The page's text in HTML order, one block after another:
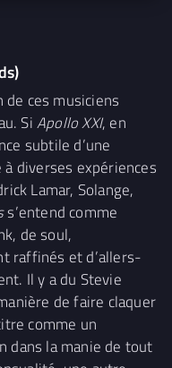
de ces musiciens
Si Apollo XXI, en
subtile d’une
diverses expériences
Lamar, Solange,
s’entend comme
de soul,
raffinés et d’allers-
Il y a du Stevie
de faire claquer
comme un
dans la manie de tout